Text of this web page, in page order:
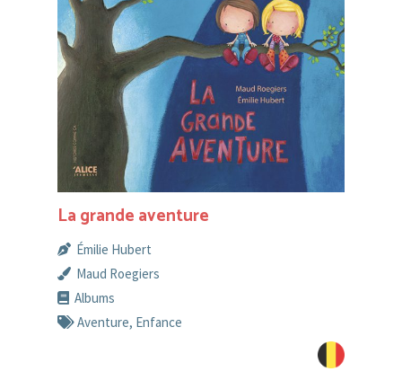
La grande aventure
Émilie Hubert
Maud Roegiers
Albums
Aventure, Enfance